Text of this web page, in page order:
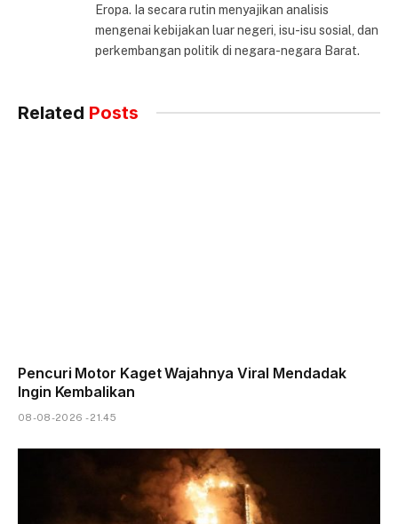
Eropa. Ia secara rutin menyajikan analisis
mengenai kebijakan luar negeri, isu-isu sosial, dan
perkembangan politik di negara-negara Barat.
Related Posts
Pencuri Motor Kaget Wajahnya Viral Mendadak
Ingin Kembalikan
08-08-2026 - 21.45